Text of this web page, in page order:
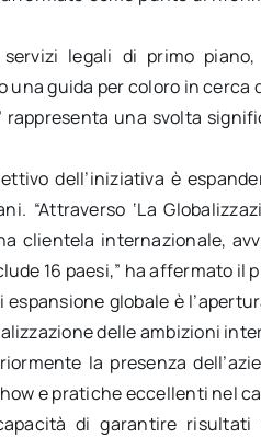
legali di primo
guida per coloro in cerca
rappresenta una svolta
dell’iniziativa è
“Attraverso ‘La
clientela internazionale,
16 paesi,” ha affermato il
globale è
delle ambizioni
la presenza
e pratiche eccellenti nel
di garantire risultati